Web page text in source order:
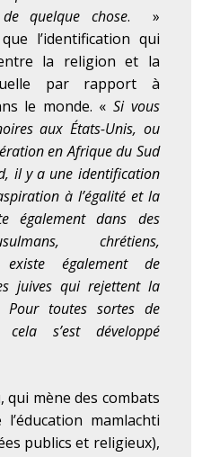
quelque chose. »
l’identification qui
la religion et la
par rapport à
le monde. « Si vous
aux États-Unis, ou
en Afrique du Sud
il y a une identification
à l’égalité et la
également dans des
chrétiens,
également de
juives qui rejettent la
Pour toutes sortes de
s’est développé
mène des combats
mamlachti
publics et religieux),